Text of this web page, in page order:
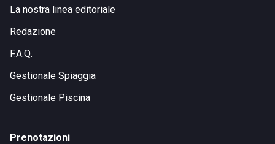
La nostra linea editoriale
Redazione
F.A.Q.
Gestionale Spiaggia
Gestionale Piscina
Prenotazioni